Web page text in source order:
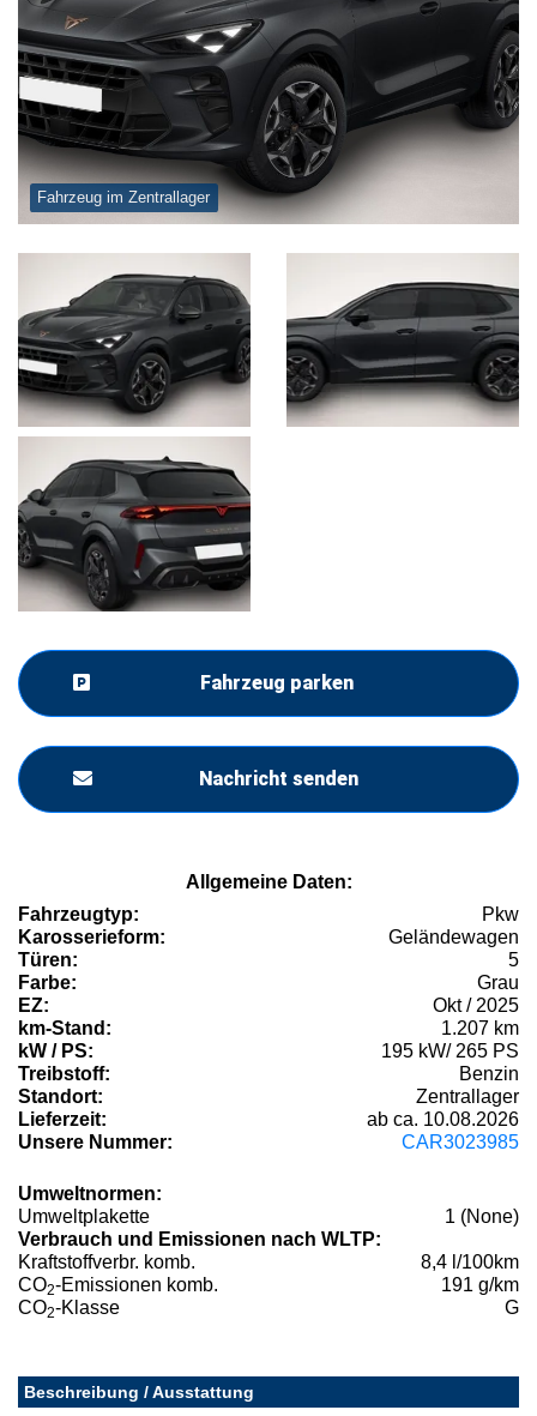
Fahrzeug im Zentrallager
Fahrzeug parken
Nachricht senden
Allgemeine Daten:
Fahrzeugtyp:
Pkw
Karosserieform:
Geländewagen
Türen:
5
Farbe:
Grau
EZ:
Okt / 2025
km-Stand:
1.207 km
kW / PS:
195 kW/ 265 PS
Treibstoff:
Benzin
Standort:
Zentrallager
Lieferzeit:
ab ca. 10.08.2026
Unsere Nummer:
CAR3023985
Umweltnormen:
Umweltplakette
1 (None)
Verbrauch und Emissionen nach WLTP:
Kraftstoffverbr. komb.
8,4 l/100km
CO2-Emissionen komb.
191 g/km
CO2-Klasse G
Beschreibung / Ausstattung